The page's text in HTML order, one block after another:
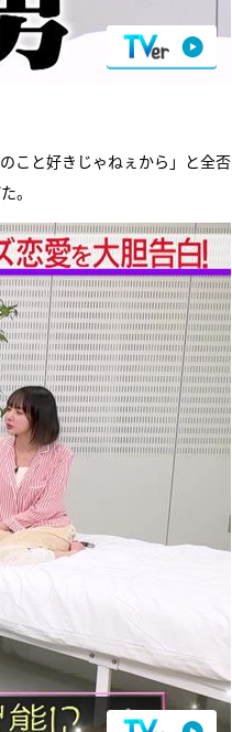
こと好きじゃねぇから」と全否
。